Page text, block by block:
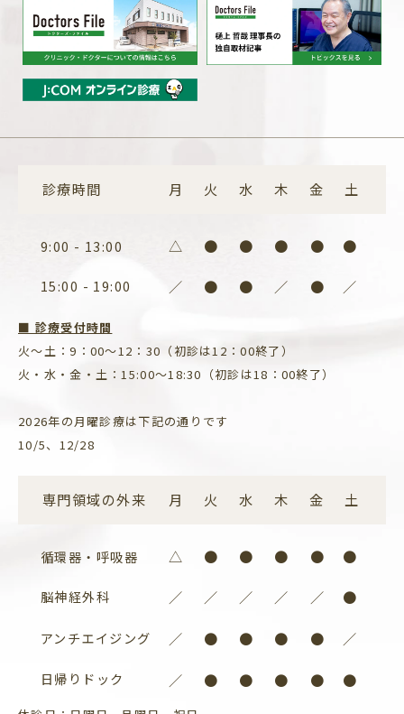
診療時間 月 火 水 木 金 土
9:00 - 13:00 △ ● ● ● ● ●
15:00 - 19:00 ／ ● ● ／ ● ／
■ 診療受付時間
火〜土：9：00～12：30（初診は12：00終了）
火・水・金・土：15:00～18:30（初診は18：00終了）
2026年の月曜診療は下記の通りです
10/5、12/28
専門領域の外来 月 火 水 木 金 土
循環器・呼吸器 △ ● ● ● ● ●
脳神経外科 ／ ／ ／ ／ ／ ●
アンチエイジング ／ ● ● ● ● ／
日帰りドック ／ ● ● ● ● ●